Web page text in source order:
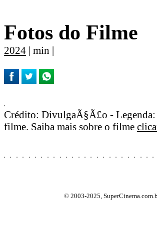
Fotos do Filme
2024 | min |
Crédito: DivulgaÃ§Ã£o - Legenda:
filme. Saiba mais sobre o filme
© 2003-2025,